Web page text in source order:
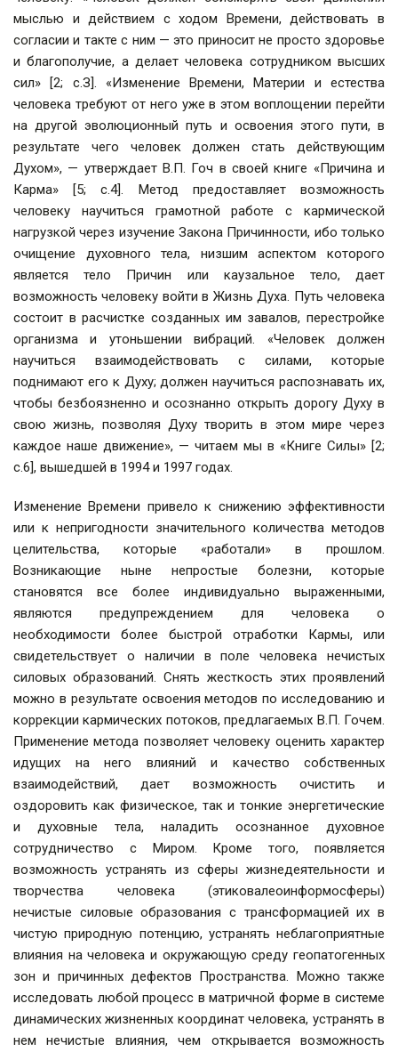
мыслью и действием с ходом Времени, действовать в
согласии и такте с ним — это приносит не просто здоровье
и благополучие, а делает человека сотрудником высших
сил» [2; с.З]. «Изменение Времени, Материи и естества
человека требуют от него уже в этом воплощении перейти
на другой эволюционный путь и освоения этого пути, в
результате чего человек должен стать действующим
Духом», — утверждает В.П. Гоч в своей книге «Причина и
Карма» [5; с.4]. Метод предоставляет возможность
человеку научиться грамотной работе с кармической
нагрузкой через изучение Закона Причинности, ибо только
очищение духовного тела, низшим аспектом которого
является тело Причин или каузальное тело, дает
возможность человеку войти в Жизнь Духа. Путь человека
состоит в расчистке созданных им завалов, перестройке
организма и утоньшении вибраций. «Человек должен
научиться взаимодействовать с силами, которые
поднимают его к Духу; должен научиться распознавать их,
чтобы безбоязненно и осознанно открыть дорогу Духу в
свою жизнь, позволяя Духу творить в этом мире через
каждое наше движение», — читаем мы в «Книге Силы» [2;
с.6], вышедшей в 1994 и 1997 годах.
Изменение Времени привело к снижению эффективности
или к непригодности значительного количества методов
целительства, которые «работали» в прошлом.
Возникающие ныне непростые болезни, которые
становятся все более индивидуально выраженными,
являются предупреждением для человека о
необходимости более быстрой отработки Кармы, или
свидетельствует о наличии в поле человека нечистых
силовых образований. Снять жесткость этих проявлений
можно в результате освоения методов по исследованию и
коррекции кармических потоков, предлагаемых В.П. Гочем.
Применение метода позволяет человеку оценить характер
идущих на него влияний и качество собственных
взаимодействий, дает возможность очистить и
оздоровить как физическое, так и тонкие энергетические
и духовные тела, наладить осознанное духовное
сотрудничество с Миром. Кроме того, появляется
возможность устранять из сферы жизнедеятельности и
творчества человека (этиковалеоинформосферы)
нечистые силовые образования с трансформацией их в
чистую природную потенцию, устранять неблагоприятные
влияния на человека и окружающую среду геопатогенных
зон и причинных дефектов Пространства. Можно также
исследовать любой процесс в матричной форме в системе
динамических жизненных координат человека, устранять в
нем нечистые влияния, чем открывается возможность